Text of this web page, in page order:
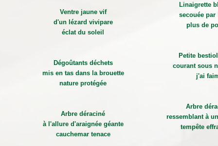
Ventre jaune vif
d'un lézard vivipare
éclat du soleil
Dégoûtants déchets
mis en tas dans la brouette
nature protégée
Arbre déraciné
à l'allure d'araignée géante
cauchemar tenace
Linaigrette
secouée par
plus de
Petite
courant sous
j'ai
Arbre
ressemblant à
tempête